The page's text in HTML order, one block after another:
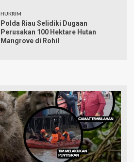
HUKRIM
Polda Riau Selidiki Dugaan
Perusakan 100 Hektare Hutan
Mangrove di Rohil